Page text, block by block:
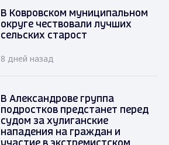
В Ковровском муниципальном
округе чествовали лучших
сельских старост
8 дней назад
В Александрове группа
подростков предстанет перед
судом за хулиганские
нападения на граждан и